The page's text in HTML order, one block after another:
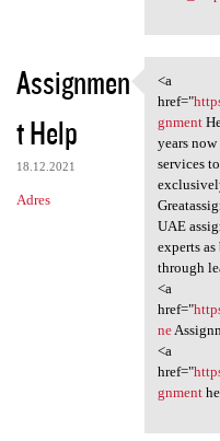
Assignmen
t Help
18.12.2021
Adres
<a
<a
href="
gnment
years
services
UAE
experts
through
<a
href="
ne
<a
href="
gnment